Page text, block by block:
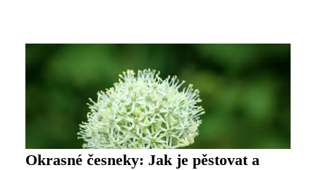
Okrasné česneky: Jak je pěstovat a